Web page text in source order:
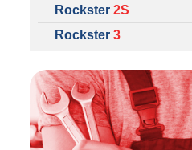
Rockster 2S
Rockster 3